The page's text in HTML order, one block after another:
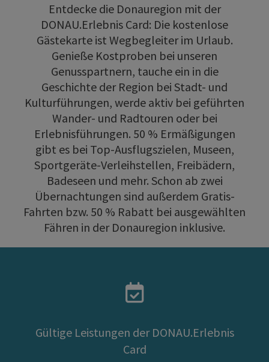
Entdecke die Donauregion mit der
DONAU.Erlebnis Card: Die kostenlose
Gästekarte ist Wegbegleiter im Urlaub.
Genieße Kostproben bei unseren
Genusspartnern, tauche ein in die
Geschichte der Region bei Stadt- und
Kulturführungen, werde aktiv bei geführten
Wander- und Radtouren oder bei
Erlebnisführungen. 50 % Ermäßigungen
gibt es bei Top-Ausflugszielen, Museen,
Sportgeräte-Verleihstellen, Freibädern,
Badeseen und mehr. Schon ab zwei
Übernachtungen sind außerdem Gratis-
Fahrten bzw. 50 % Rabatt bei ausgewählten
Fähren in der Donauregion inklusive.
Gültige Leistungen der DONAU.Erlebnis
Card